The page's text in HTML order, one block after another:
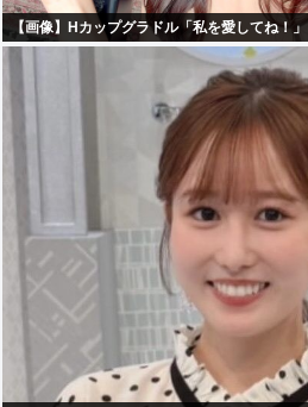
【画像】Hカップグラドル「私を愛してね！」